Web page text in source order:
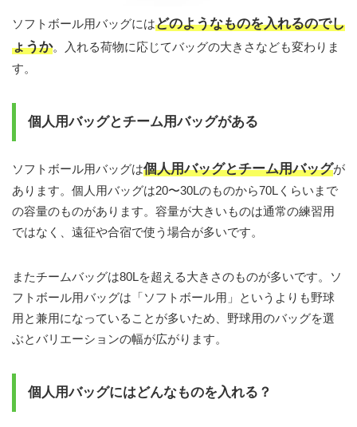
ソフトボール用バッグにはどのようなものを入れるのでし
ょうか。入れる荷物に応じてバッグの大きさなども変わりま
す。
個人用バッグとチーム用バッグがある
ソフトボール用バッグは個人用バッグとチーム用バッグが
あります。個人用バッグは20〜30Lのものから70Lくらいまで
の容量のものがあります。容量が大きいものは通常の練習用
ではなく、遠征や合宿で使う場合が多いです。
またチームバッグは80Lを超える大きさのものが多いです。ソ
フトボール用バッグは「ソフトボール用」というよりも野球
用と兼用になっていることが多いため、野球用のバッグを選
ぶとバリエーションの幅が広がります。
個人用バッグにはどんなものを入れる？